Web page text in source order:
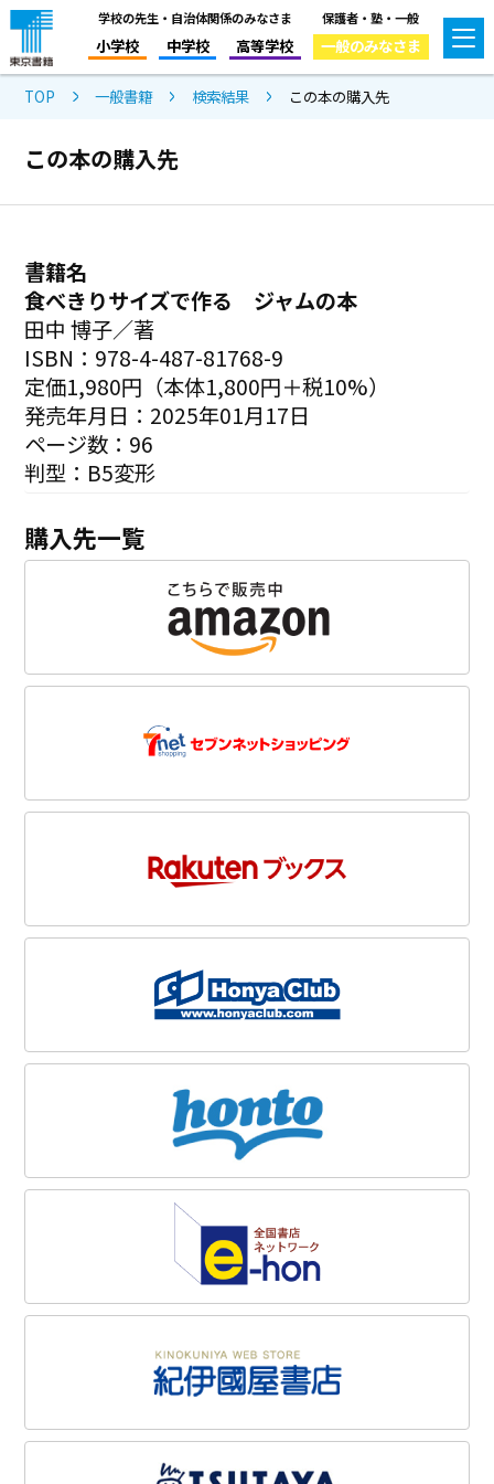
学校の先生・自治体関係のみなさま
小学校 中学校 高等学校
保護者・塾・一般
一般のみなさま
TOP 一般書籍 検索結果 この本の購入先
この本の購入先
書籍名
食べきりサイズで作る ジャムの本
田中 博子／著
ISBN：978-4-487-81768-9
定価1,980円（本体1,800円＋税10%）
発売年月日：2025年01月17日
ページ数：96
判型：B5変形
購入先一覧